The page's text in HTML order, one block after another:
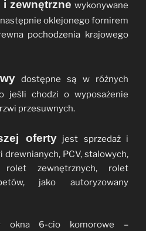
zewnętrzne wykonywane
oklejonego fornirem
pochodzenia krajowego
dostępne są w różnych
jeśli chodzi o wyposażenie
przesuwnych.
ofertyjest sprzedaż i
drewnianych, PCV, stalowych,
rolet zewnętrznych, rolet
jako autoryzowany
okna 6-cio komorowe –